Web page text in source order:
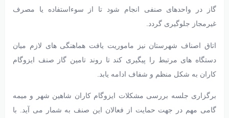
گاز در واحدهای صنفی انجام شود تا از سوءاستفاده یا مصرف
غیرمجاز جلوگیری گردد.
اتاق اصناف شهرستان نیز ماموریت یافت هماهنگی های لازم میان
دستگاه های مرتبط را پیگیری کند تا روند تامین گاز صنف ایزوگام
کاران به شکل منظم و شفاف ادامه یابد.
برگزاری جلسه بررسی مشکلات ایزوگام کاران شاهین شهر و میمه
گامی مهم در جهت حمایت از فعالان این صنف به شمار می آید. با